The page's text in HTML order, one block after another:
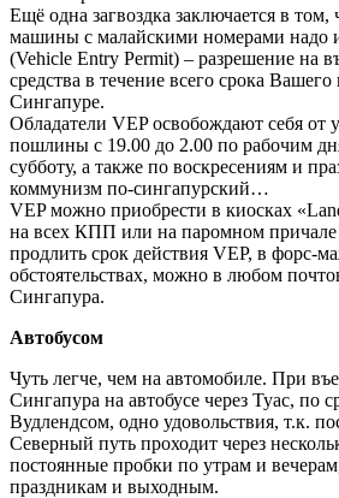
Ещё одна загвоздка заключается в том,
машины с малайскими номерами надо
(Vehicle Entry Permit) – разрешение на
средства в течение всего срока
Сингапуре.
Обладатели VEP освобождают себя от
пошлины с 19.00 до 2.00 по рабочим
субботу, а также по воскресениям и
коммунизм по-сингапурский…
VEP можно приобрести в киосках
на всех КПП или на паромном
продлить срок действия VEP, в форс-
обстоятельствах, можно в любом
Сингапура.
Автобусом
Чуть легче, чем на автомобиле. При
Сингапура на автобусе через Туас, по
Вудлендсом, одно удовольствия, т.к.
Северный путь проходит через
постоянные пробки по утрам и
праздникам и выходным.